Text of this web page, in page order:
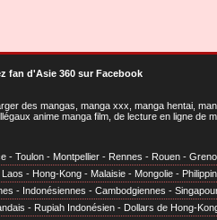
fan d'Asie 360 sur Facebook
des mangas, manga xxx, manga hentai,
anime manga film, de lecture en ligne de
- Toulon - Montpellier - Rennes - Rouen -
Laos - Hong-Kong - Malaisie - Mongolie -
- Indonésiennes - Cambodgiennes -
- Rupiah Indonésien - Dollars de Hong-